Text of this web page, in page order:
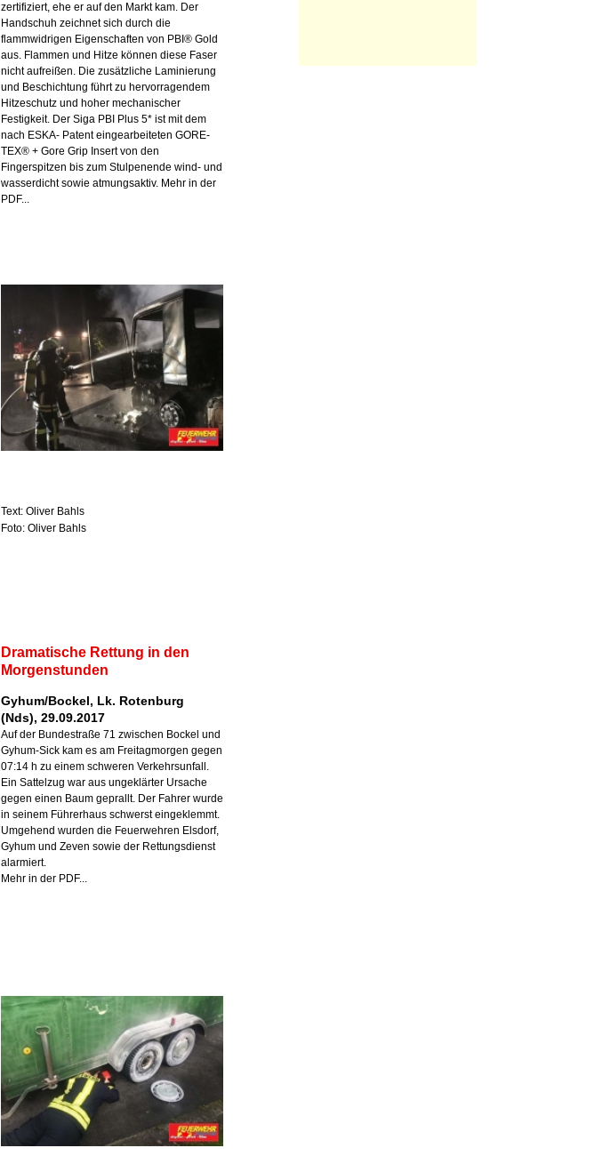
zertifiziert, ehe er auf den Markt kam. Der
Handschuh zeichnet sich durch die
flammwidrigen Eigenschaften von PBI® Gold
aus. Flammen und Hitze können diese Faser
nicht aufreißen. Die zusätzliche Laminierung
und Beschichtung führt zu hervorragendem
Hitzeschutz und hoher mechanischer
Festigkeit. Der Siga PBI Plus 5* ist mit dem
nach ESKA- Patent eingearbeiteten GORE-
TEX® + Gore Grip Insert von den
Fingerspitzen bis zum Stulpenende wind- und
wasserdicht sowie atmungsaktiv. Mehr in der
PDF...
Text: Oliver Bahls
Foto: Oliver Bahls
Dramatische Rettung in den
Morgenstunden
Gyhum/Bockel, Lk. Rotenburg
(Nds), 29.09.2017
Auf der Bundestraße 71 zwischen Bockel und
Gyhum-Sick kam es am Freitagmorgen gegen
07:14 h zu einem schweren Verkehrsunfall.
Ein Sattelzug war aus ungeklärter Ursache
gegen einen Baum geprallt. Der Fahrer wurde
in seinem Führerhaus schwerst eingeklemmt.
Umgehend wurden die Feuerwehren Elsdorf,
Gyhum und Zeven sowie der Rettungsdienst
alarmiert.
Mehr in der PDF...